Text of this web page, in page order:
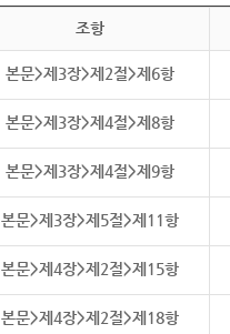
조항
본문>제3장>제2절>제6항
본문>제3장>제4절>제8항
본문>제3장>제4절>제9항
본문>제3장>제5절>제11항
본문>제4장>제2절>제15항
본문>제4장>제2절>제18항